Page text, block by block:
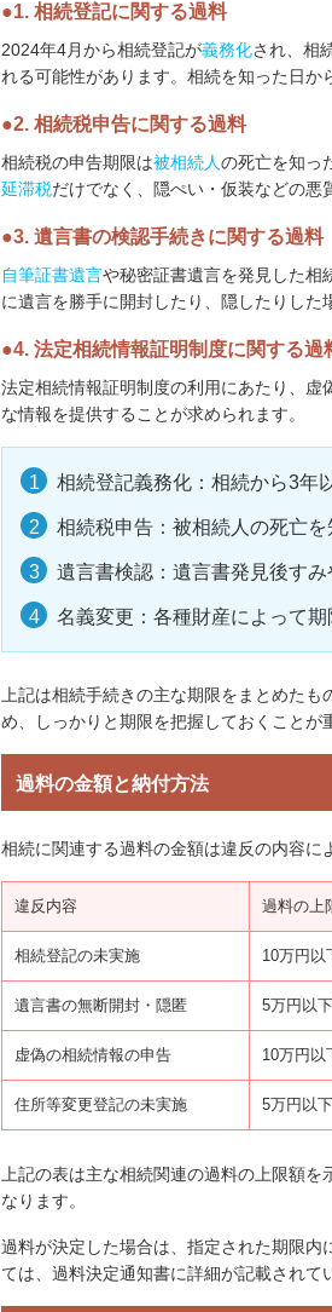
1. 相続登記に関する過料
2024年4月から相続登記が義務化され、相
れる可能性があります。相続を知った日か
2. 相続税申告に関する過料
相続税の申告期限は被相続人の死亡を知っ
延滞税だけでなく、隠ぺい・仮装などの悪
3. 遺言書の検認手続きに関する過料
自筆証書遺言や秘密証書遺言を発見した相
に遺言を勝手に開封したり、隠したりした
4. 法定相続情報証明制度に関する過
法定相続情報証明制度の利用にあたり、
な情報を提供することが求められます。
相続登記義務化：相続から3年
相続税申告：被相続人の死亡
遺言書検認：遺言書発見後すみ
名義変更：各種財産によって期
上記は相続手続きの主な期限をまとめた
め、しっかりと期限を把握しておくことが
過料の金額と納付方法
相続に関連する過料の金額は違反の内容に
違反内容 過料の上
相続登記の未実施 10万円以
遺言書の無断開封・隠匿 5万円以下
虚偽の相続情報の申告 10万円以
住所等変更登記の未実施 5万円以下
上記の表は主な相続関連の過料の上限額
なります。
過料が決定した場合は、指定された期限
ては、過料決定通知書に詳細が記載されて